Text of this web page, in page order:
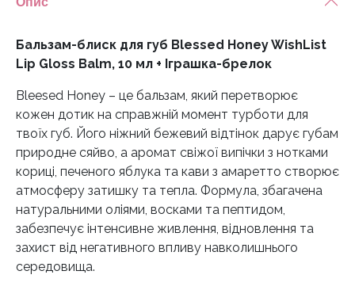
Balm,
мл
брелок
кількість
Бальзам-блиск для губ Blessed Honey WishList
Lip Gloss Balm, 10 мл + Іграшка-брелок
Bleesed Honey – це бальзам, який перетворює
кожен дотик на справжній момент турботи для
твоїх губ. Його ніжний бежевий відтінок дарує губам
природне сяйво, а аромат свіжої випічки з нотками
кориці, печеного яблука та кави з амаретто створює
атмосферу затишку та тепла. Формула, збагачена
натуральними оліями, восками та пептидом,
забезпечує інтенсивне живлення, відновлення та
захист від негативного впливу навколишнього
середовища.